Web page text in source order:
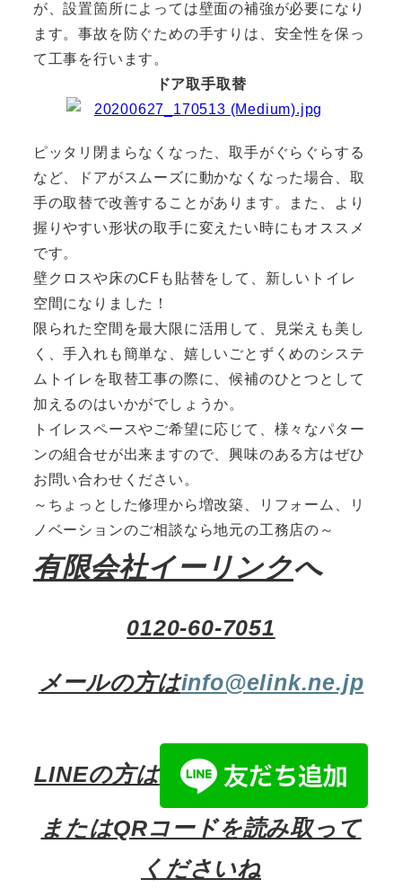
が、設置箇所によっては壁面の補強が必要になり
ます。事故を防ぐための手すりは、安全性を保っ
て工事を行います。
ドア取手取替
ピッタリ閉まらなくなった、取手がぐらぐらする
など、ドアがスムーズに動かなくなった場合、取
手の取替で改善することがあります。また、より
握りやすい形状の取手に変えたい時にもオススメ
です。
壁クロスや床のCFも貼替をして、新しいトイレ
空間になりました！
限られた空間を最大限に活用して、見栄えも美し
く、手入れも簡単な、嬉しいごとずくめのシステ
ムトイレを取替工事の際に、候補のひとつとして
加えるのはいかがでしょうか。
トイレスペースやご希望に応じて、様々なパター
ンの組合せが出来ますので、興味のある方はぜひ
お問い合わせください。
～ちょっとした修理から増改築、リフォーム、リ
ノベーションのご相談なら地元の工務店の～
有限会社イーリンクへ
0120-60-7051
メールの方はinfo@elink.ne.jp
LINEの方は
またはQRコードを読み取って
くださいね